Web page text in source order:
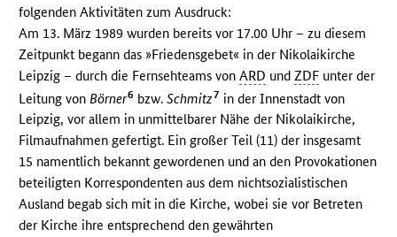
folgenden Aktivitäten zum Ausdruck:
Am 13. März 1989 wurden bereits vor 17.00 Uhr – zu diesem
Zeitpunkt begann das »Friedensgebet« in der Nikolaikirche
Leipzig – durch die Fernsehteams vonARD undZDF unter der
Leitung von Börner6 bzw.Schmitz7 in der Innenstadt von
Leipzig, vor allem in unmittelbarer Nähe der Nikolaikirche,
Filmaufnahmen gefertigt. Ein großer Teil (11) der insgesamt
15 namentlich bekannt gewordenen und an den Provokationen
beteiligten Korrespondenten aus dem nichtsozialistischen
Ausland begab sich mit in die Kirche, wobei sie vor Betreten
der Kirche ihre entsprechend den gewährten